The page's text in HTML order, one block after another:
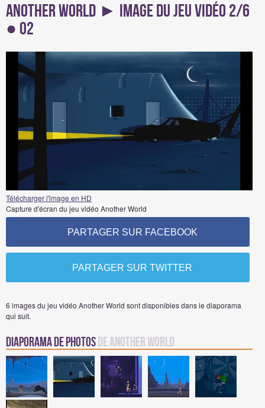
Another World ► Image du Jeu Vidéo 2/6
● 02
Télécharger l'image en HD
Capture d'écran du jeu vidéo Another World
PARTAGER SUR FACEBOOK
PARTAGER SUR TWITTER
6 images du jeu vidéo Another World sont disponibles dans le diaporama
qui suit.
Diaporama de Photosde Another World